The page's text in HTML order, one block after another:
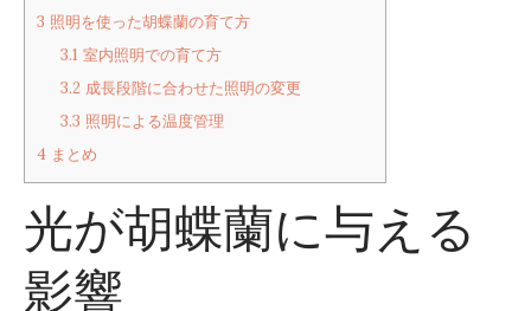
3 照明を使った胡蝶蘭の育て方
3.1 室内照明での育て方
3.2 成長段階に合わせた照明の変更
3.3 照明による温度管理
4 まとめ
光が胡蝶蘭に与える
影響